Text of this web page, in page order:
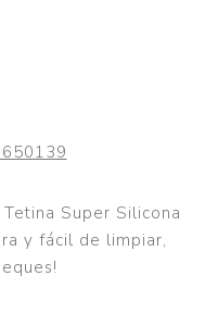
Super Silicona
y fácil de limpiar,